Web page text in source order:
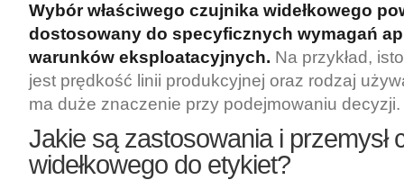
Wybór właściwego czujnika widełkowego
dostosowany do specyficznych wymagań
warunków eksploatacyjnych. Na przykład,
jest prędkość linii produkcyjnej oraz rodzaj
ma duże znaczenie przy podejmowaniu decyzji.
Jakie są zastosowania i przemysł
widełkowego do etykiet?